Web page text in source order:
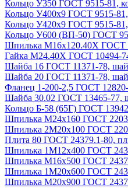
Кольцо У350 ГОСТ 9515-81,
Кольцо У400х9 ГОСТ 9515-
Кольцо У420х9 ГОСТ 9515-
Кольцо У600 (ВП-50) ГОСТ
Шпилька М16х120.40Х ГОСТ
Гайка М24.40Х ГОСТ 10494-
Шайба 16 ГОСТ 11371-78,
Шайба 20 ГОСТ 11371-78,
Фланец 1-200-2,5 ГОСТ
Шайба 30.02 ГОСТ 13465-77,
Кольцо Б-58 (65Г) ГОСТ
Шпилька М24х160 ГОСТ
Шпилька 2М20х100 ГОСТ
Плита 80 ГОСТ 24379.1-80,
Шпилька 1М12х400 ГОСТ
Шпилька М16х500 ГОСТ
Шпилька 1М20х600 ГОСТ
Шпилька М20х900 ГОСТ